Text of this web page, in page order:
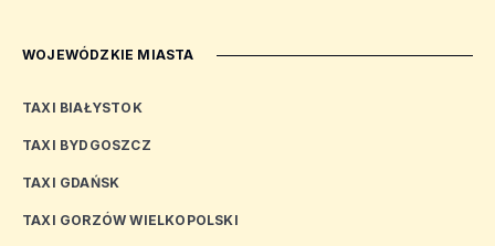
WOJEWÓDZKIE MIASTA
TAXI BIAŁYSTOK
TAXI BYDGOSZCZ
TAXI GDAŃSK
TAXI GORZÓW WIELKOPOLSKI